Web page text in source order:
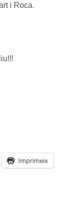
i Roca.
Imprimeix